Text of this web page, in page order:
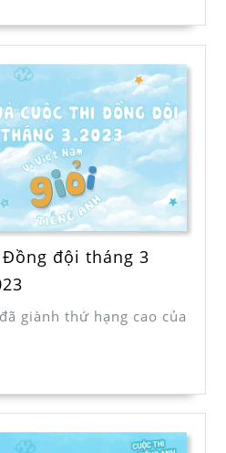
đội tháng 3
giành thứ hạng cao của